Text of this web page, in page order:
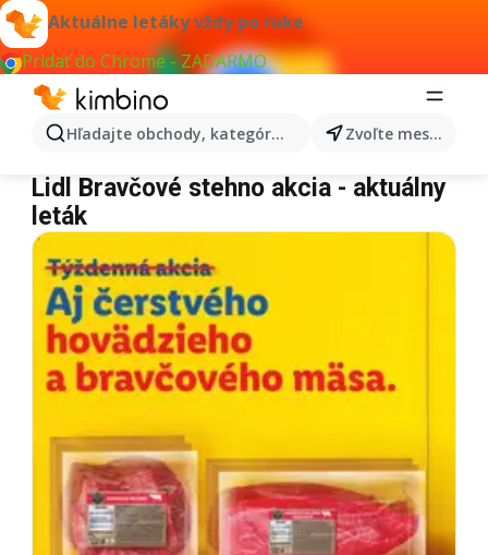
Aktuálne letáky vždy po ruke
Pridať do Chrome - ZADARMO
Hľadajte obchody, kategórie, produkty... Zvoľte mesto
Lidl Bravčové stehno
Lidl Bravčové stehno akcia - aktuálny
leták